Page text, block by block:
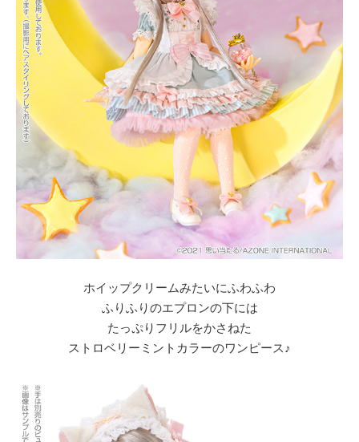
ホイップクリームみたいにふわふわ
ふりふりのエプロンの下には
たっぷりフリルをかさねた
ストロベリーミントカラーのワンピース♪